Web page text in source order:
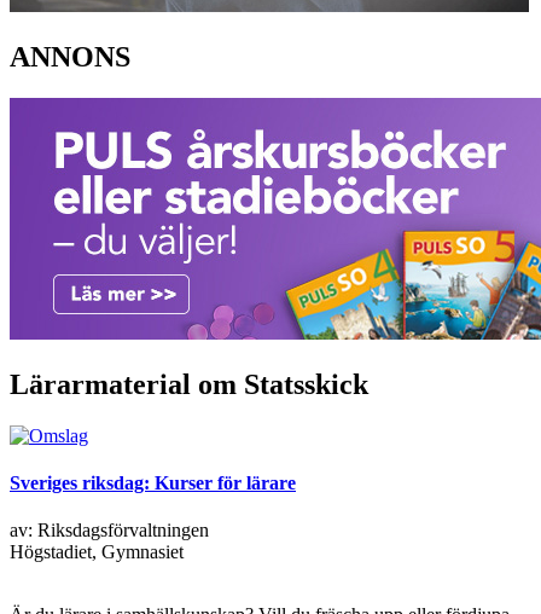
ANNONS
Lärarmaterial om Statsskick
Sveriges riksdag: Kurser för lärare
av: Riksdagsförvaltningen
Högstadiet, Gymnasiet